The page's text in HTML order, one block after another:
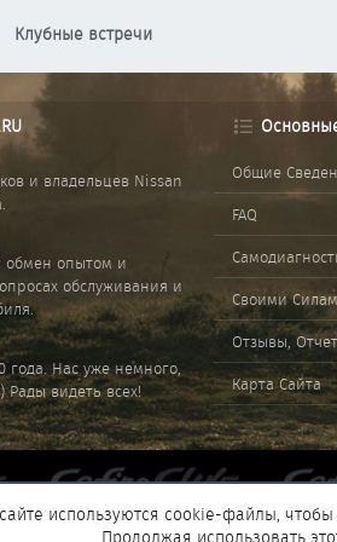
Клубные встречи
и владельцев Nissan
обмен опытом и
обслуживания и
года. Нас уже немного,
видеть всех!
Общие
FAQ
Своими
Отзывы,
Карта Сайта
используются cookie-файлы, чтобы
Продолжая использовать